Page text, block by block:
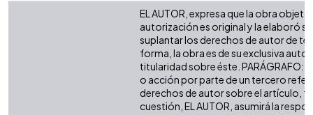
EL AUTOR, expresa que la obra
autorización es original y la elaboró
suplantar los derechos de autor de
forma, la obra es de su exclusiva
titularidad sobre éste. PARÁGRAFO:
o acción por parte de un tercero
derechos de autor sobre el artículo,
cuestión, EL AUTOR, asumirá la